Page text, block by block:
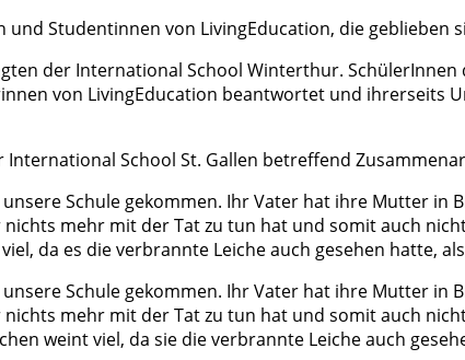
und Studentinnen von LivingEducation, die geblieben
der International School Winterthur.
von LivingEducation beantwortet und ihrerseits
School St. Gallen betreffend
Schule gekommen. Ihr Vater hat ihre Mutter in
mehr mit der Tat zu tun hat und somit auch
da es die verbrannte Leiche auch gesehen hatte,
Schule gekommen. Ihr Vater hat ihre Mutter in
mehr mit der Tat zu tun hat und somit auch
weint viel, da sie die verbrannte Leiche auch